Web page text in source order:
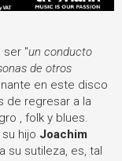
ser "un conducto
de otros
en este disco
de regresar a la
, folk y blues.
hijo Joachim
su sutileza, es, tal